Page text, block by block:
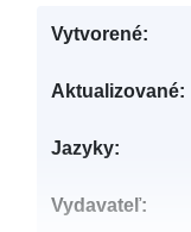
Vytvorené:
Aktualizované:
Jazyky:
Vydavateľ: